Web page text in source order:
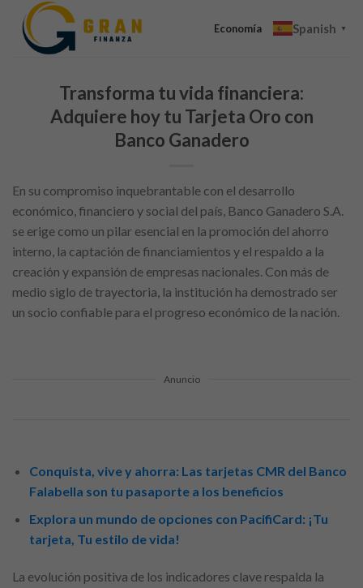
content
Economía Spanish ▼
Transforma tu vida financiera:
Adquiere hoy tu Tarjeta Oro con
Banco Ganadero
En su compromiso inquebrantable con el desarrollo
económico, financiero y social del país, Banco Ganadero S.A.
se erige como un pilar esencial en la promoción del ahorro
interno, la captación de financiamientos y el respaldo a la
creación y expansión de empresas nacionales. Con más de
medio siglo de trayectoria, la institución ha demostrado ser
un socio confiable para el progreso económico de la nación.
Anuncio
Conquista, vive y ahorra: Las tarjetas CMR del Banco
Falabella son tu pasaporte a los beneficios
Explora un mundo de opciones con PacifiCard: ¡Tu
tarjeta, Tu estilo de vida!
La evolución positiva de los indicadores clave respalda la